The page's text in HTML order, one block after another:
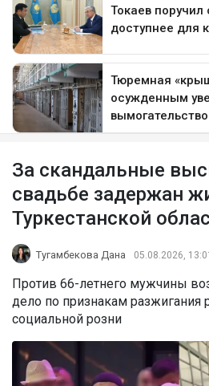
За скандальные
свадьбе задержан
Туркестанской
Тугамбекова Дана 05.08.2026,
Против 66-летнего мужчины
дело по признакам разжигания
социальной розни